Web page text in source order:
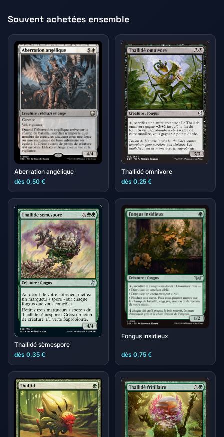
Souvent achetées ensemble
Aberration angélique
dès 0,50 €
Thallidé omnivore
dès 0,25 €
Thallidé sèmespore
dès 0,35 €
Fongus insidieux
dès 0,75 €